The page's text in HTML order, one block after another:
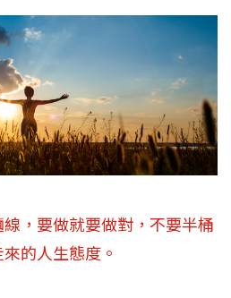
，要做就要做對，不要半桶
的人生態度。